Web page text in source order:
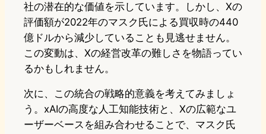
社の潜在的な価値を示しています。しかし、Xの
評価額が2022年のマスク氏による買収時の440
億ドルから減少していることも見逃せません。
この変動は、Xの経営改革の難しさを物語ってい
るかもしれません。
次に、この統合の戦略的意義を考えてみましょ
う。xAIの高度な人工知能技術と、Xの広範なユ
ーザーベースを組み合わせることで、マスク氏